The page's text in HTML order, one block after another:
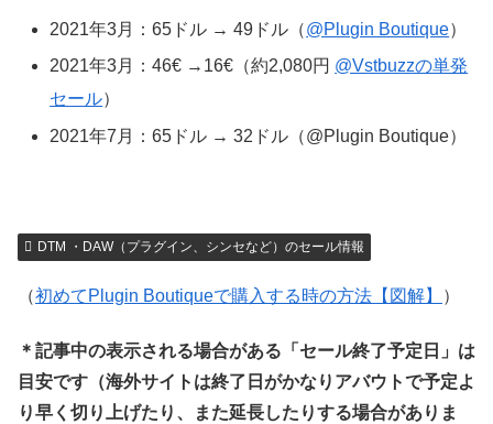
2021年3月：65ドル → 49ドル（@Plugin Boutique）
2021年3月：46€ →16€（約2,080円 @Vstbuzzの単発
セール）
2021年7月：65ドル → 32ドル（@Plugin Boutique）
DTM ・DAW（プラグイン、シンセなど）のセール情報
（初めてPlugin Boutiqueで購入する時の方法【図解】 ）
＊記事中の表示される場合がある「セール終了予定日」は
目安です（海外サイトは終了日がかなりアバウトで予定よ
り早く切り上げたり、また延長したりする場合がありま